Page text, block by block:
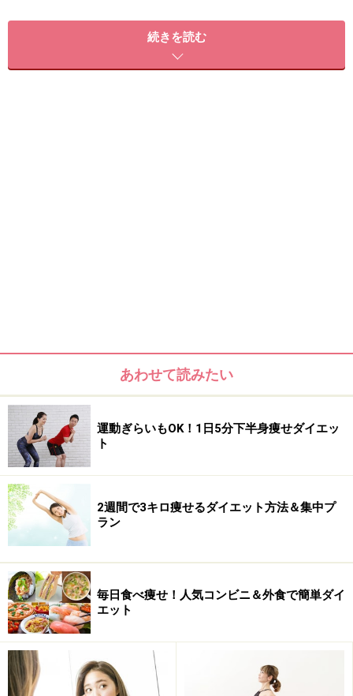
不調を引き起こす場合があります。実践の際には、必ず自身の体
質及び健康状態を十分に考慮し、正しい方法で行ってください。
また、全ての方への有効性を保証するものではありません。
続きを読む
あわせて読みたい
運動ぎらいもOK！1日5分下半身痩せダイエッ
ト
2週間で3キロ痩せるダイエット方法＆集中プ
ラン
毎日食べ痩せ！人気コンビニ＆外食で簡単ダイ
エット